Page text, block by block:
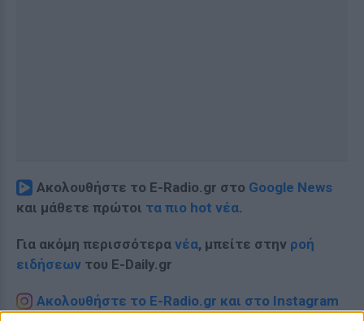
Ακολουθήστε το E-Radio.gr στο Google News
και μάθετε πρώτοι τα πιο hot νέα.
Για ακόμη περισσότερα νέα, μπείτε στην ροή
ειδήσεων του E-Daily.gr
Ακολουθήστε το E-Radio.gr και στο Instagram